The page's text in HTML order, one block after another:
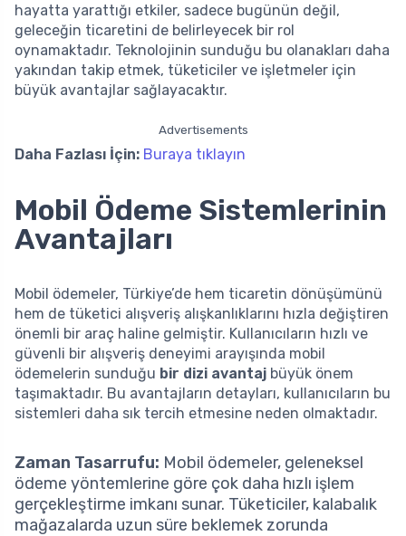
hayatta yarattığı etkiler, sadece bugünün değil,
geleceğin ticaretini de belirleyecek bir rol
oynamaktadır. Teknolojinin sunduğu bu olanakları daha
yakından takip etmek, tüketiciler ve işletmeler için
büyük avantajlar sağlayacaktır.
Advertisements
Daha Fazlası İçin: Buraya tıklayın
Mobil Ödeme Sistemlerinin
Avantajları
Mobil ödemeler, Türkiye’de hem ticaretin dönüşümünü
hem de tüketici alışveriş alışkanlıklarını hızla değiştiren
önemli bir araç haline gelmiştir. Kullanıcıların hızlı ve
güvenli bir alışveriş deneyimi arayışında mobil
ödemelerin sunduğu bir dizi avantaj büyük önem
taşımaktadır. Bu avantajların detayları, kullanıcıların bu
sistemleri daha sık tercih etmesine neden olmaktadır.
Zaman Tasarrufu: Mobil ödemeler, geleneksel
ödeme yöntemlerine göre çok daha hızlı işlem
gerçekleştirme imkanı sunar. Tüketiciler, kalabalık
mağazalarda uzun süre beklemek zorunda